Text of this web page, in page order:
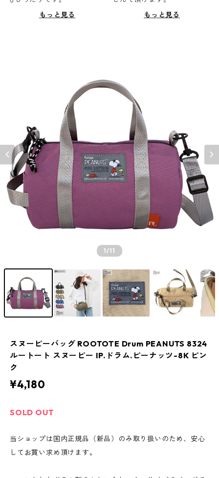
もっと見る
もっと見る
1/11
スヌーピーバッグ ROOTOTE Drum PEANUTS 8324
ルートート スヌーピー IP.ドラム.ピーナッツ-8K ピン
ク
¥4,180
SOLD OUT
当ショップは国内正規品（新品）のみ取り扱いのため、安心
してお買い求め頂けます。